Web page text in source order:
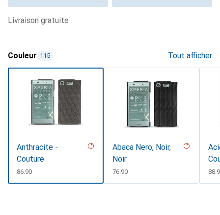
livraison gratuite
Couleur 115 Tout afficher
Anthracite -
Couture
CHF
86.90
Abaca Nero, Noir,
Noir
CHF
76.90 CHF